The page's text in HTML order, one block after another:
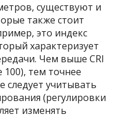
существуют и
также стоит
это индекс
характеризует
Чем выше CRI
тем точнее
следует учитывать
(регулировки
изменять